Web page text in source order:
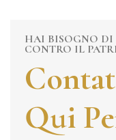
HAI BISOGNO DI
CONTRO IL
Qui